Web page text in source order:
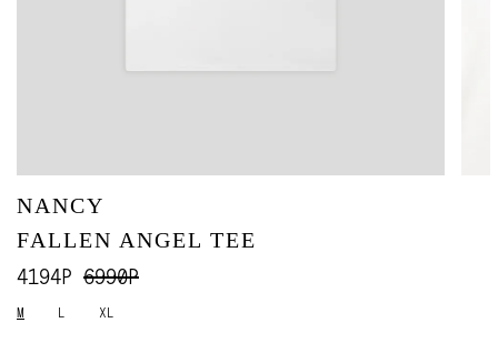
NANCY
FALLEN ANGEL TEE
4194Р 6990Р
M L XL